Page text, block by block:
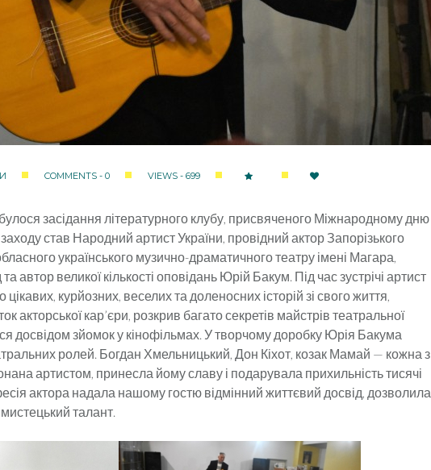
COMMENTS - 0 VIEWS - 699
засідання літературного клубу, присвяченого Міжнародному дню
став Народний артист України, провідний актор Запорізького
українського музично-драматичного театру імені Магара,
автор великої кількості оповідань Юрій Бакум. Під час зустрічі артист
цікавих, курйозних, веселих та доленосних історій зі свого життя,
акторської кар’єри, розкрив багато секретів майстрів театральної
досвідом зйомок у кінофільмах. У творчому доробку Юрія Бакума
ролей. Богдан Хмельницький, Дон Кіхот, козак Мамай — кожна з
артистом, принесла йому славу і подарувала прихильність тисячі
актора надала нашому гостю відмінний життєвий досвід, дозволила
мистецький талант.